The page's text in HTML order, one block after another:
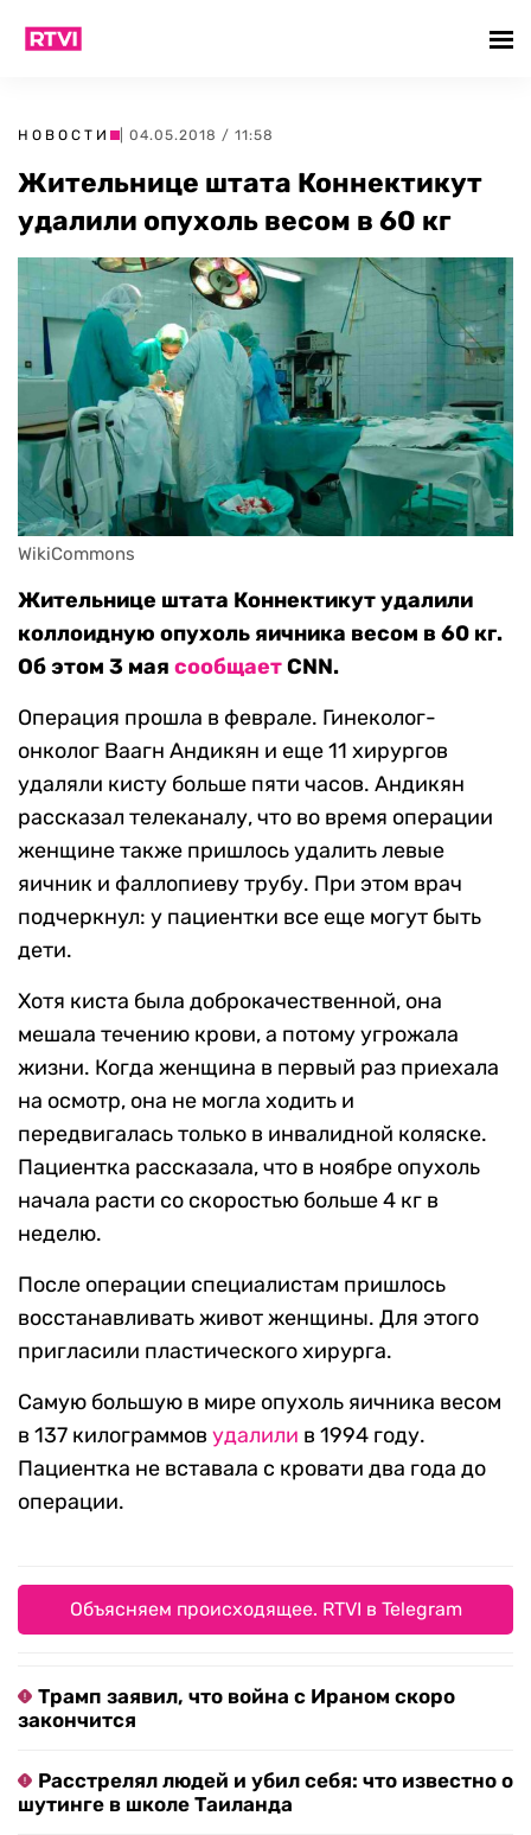
НОВОСТИ | 04.05.2018 / 11:58
Жительнице штата Коннектикут
удалили опухоль весом в 60 кг
WikiCommons
Жительнице штата Коннектикут удалили
коллоидную опухоль яичника весом в 60 кг.
Об этом 3 мая сообщаетCNN.
Операция прошла в феврале. Гинеколог-
онколог Ваагн Андикян и еще 11 хирургов
удаляли кисту больше пяти часов. Андикян
рассказал телеканалу, что во время операции
женщине также пришлось удалить левые
яичник и фаллопиеву трубу. При этом врач
подчеркнул: у пациентки все еще могут быть
дети.
Хотя киста была доброкачественной, она
мешала течению крови, а потому угрожала
жизни. Когда женщина в первый раз приехала
на осмотр, она не могла ходить и
передвигалась только в инвалидной коляске.
Пациентка рассказала, что в ноябре опухоль
начала расти со скоростью больше 4 кг в
неделю.
После операции специалистам пришлось
восстанавливать живот женщины. Для этого
пригласили пластического хирурга.
Самую большую в мире опухоль яичника весом
в 137 килограммов удалили в 1994 году.
Пациентка не вставала с кровати два года до
операции.
Объясняем происходящее. RTVI в Telegram
Трамп заявил, что война с Ираном скоро
закончится
Расстрелял людей и убил себя: что известно о
шутинге в школе Таиланда